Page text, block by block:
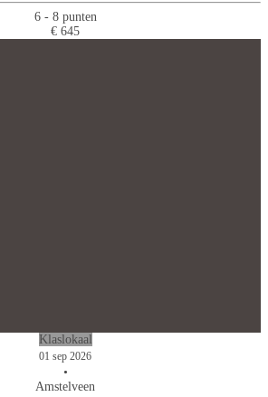
6 - 8 punten
€ 645
Klaslokaal
01 sep 2026
•
Amstelveen